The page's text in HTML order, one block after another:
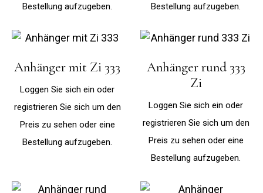
Bestellung aufzugeben.
Bestellung aufzugeben.
Anhänger mit Zi 333
Loggen Sie sich ein oder
registrieren Sie sich um den
Preis zu sehen oder eine
Bestellung aufzugeben.
Anhänger rund 333
Zi
Loggen Sie sich ein oder
registrieren Sie sich um den
Preis zu sehen oder eine
Bestellung aufzugeben.